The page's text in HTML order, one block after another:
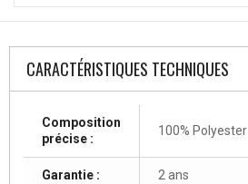
CARACTÉRISTIQUES TECHNIQUES
Composition
précise :
100% Polyester
Garantie : 2 ans